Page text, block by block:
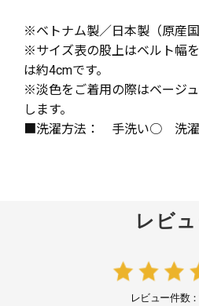
※ベトナム製／日本製（原産国
※サイズ表の股上はベルト幅
は約4cmです。
※淡色をご着用の際はベージ
します。
■洗濯方法： 手洗い○ 洗
レビ
レビュー件数：